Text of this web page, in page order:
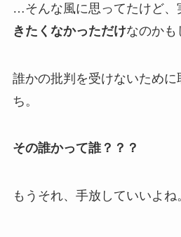
…そんな風に思ってたけど、
きたくなかっただけなのかも
誰かの批判を受けないために
ち。
その誰かって誰？？？
もうそれ、手放していいよね